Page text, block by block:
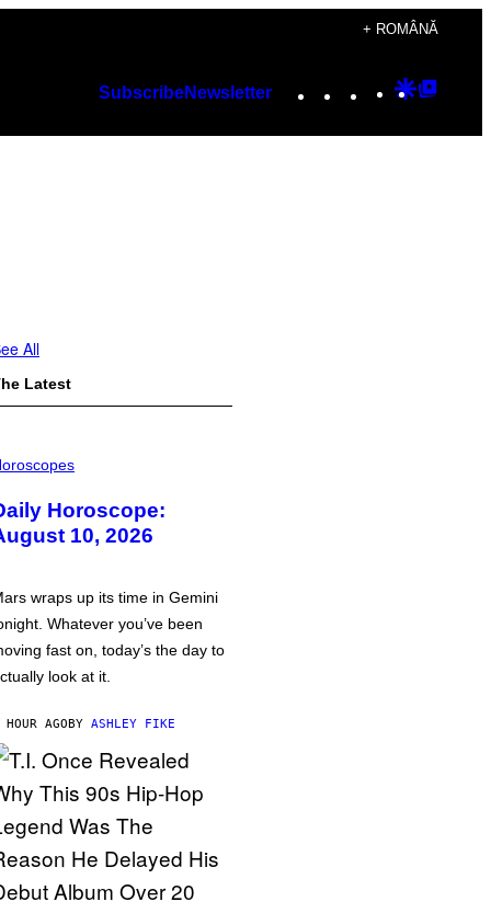
+ ROMÂNĂ
SubscribeNewsletter Instagram
TikTok
YouTube
Google
All
Latest
Horoscope:
10, 2026
wraps up its time in Gemini
Whatever you’ve been
fast on, today’s the day to
look at it.
HOUR AGOBY ASHLEY FIKE